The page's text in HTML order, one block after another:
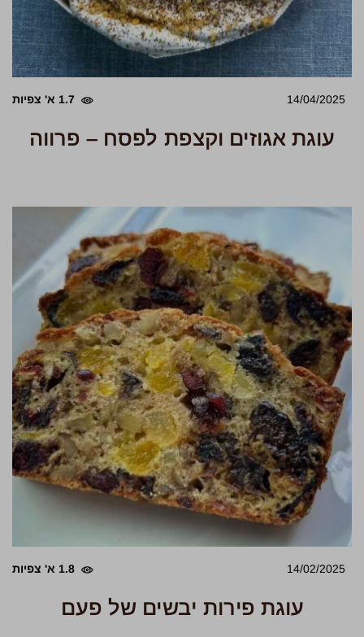
14/04/2025 1.7 א' צפיות
עוגת אגוזים וקצפת לפסח – פרווה
14/02/2025 1.8 א' צפיות
עוגת פירות יבשים של פעם